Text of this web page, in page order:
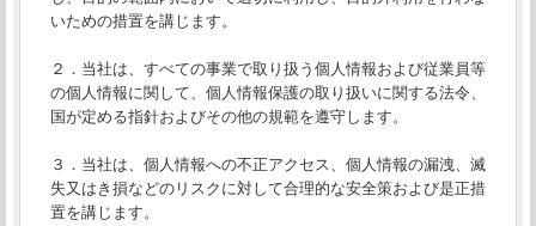
いための措置を講じます。
２．当社は、すべての事業で取り扱う個人情報および従業員等
の個人情報に関して、個人情報保護の取り扱いに関する法令、
国が定める指針およびその他の規範を遵守します。
３．当社は、個人情報への不正アクセス、個人情報の漏洩、滅
失又はき損などのリスクに対して合理的な安全策および是正措
置を講じます。